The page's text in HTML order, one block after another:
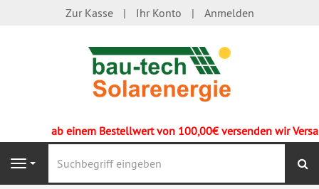
Zur Kasse Ihr Konto Anmelden
ab einem Bestellwert von 100,00€ versenden wir
Navigation